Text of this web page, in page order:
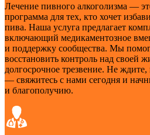
Лечение пивного алкоголизма —
программа для тех, кто хочет
пива. Наша услуга предлагает
включающий медикаментозное
и поддержку сообщества. Мы
восстановить контроль над своей
долгосрочное трезвение. Не
— свяжитесь с нами сегодня и
и благополучию.